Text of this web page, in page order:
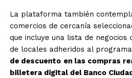
La plataforma también
comercios de cercanía
que incluye una lista de negocios
de locales adheridos al
de descuento en las compras
billetera digital del Banco